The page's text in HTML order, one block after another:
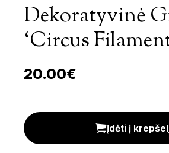
Dekoratyvinė
‘Circus
20.00€
Dekoratyvinė girlianda 'Circus
Įdėti į